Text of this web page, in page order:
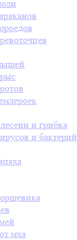
и грибка
и бактерий
мха